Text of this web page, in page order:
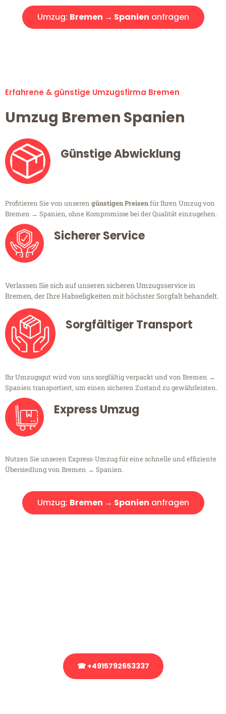
Umzug: Bremen → Spanien anfragen
Erfahrene & günstige Umzugsfirma Bremen
Umzug Bremen Spanien
Günstige Abwicklung
Profitieren Sie von unseren günstigen Preisenfür Ihren Umzug von
Bremen → Spanien, ohne Kompromisse bei der Qualität einzugehen.
Sicherer Service
Verlassen Sie sich auf unseren sicheren Umzugsservice in
Bremen, der Ihre Habseligkeiten mit höchster Sorgfalt behandelt.
Sorgfältiger Transport
Ihr Umzugsgut wird von uns sorgfältig verpackt und von Bremen →
Spanien transportiert, um einen sicheren Zustand zu gewährleisten.
Express Umzug
Nutzen Sie unseren Express-Umzug für eine schnelle und effiziente
Übersiedlung von Bremen → Spanien.
Umzug: Bremen → Spanien anfragen
☎ +4915792653337